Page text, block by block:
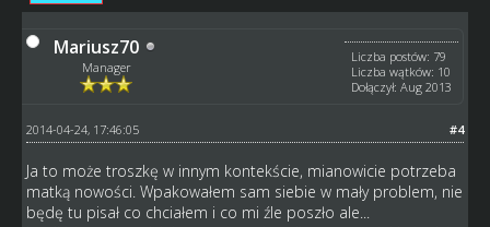
Mariusz70
Manager
Liczba postów: 79
Liczba wątków: 10
Dołączył: Aug 2013
#4
2014-04-24, 17:46:05
Ja to może troszkę w innym kontekście, mianowicie potrzeba
matką nowości. Wpakowałem sam siebie w mały problem, nie
będę tu pisał co chciałem i co mi źle poszło ale...